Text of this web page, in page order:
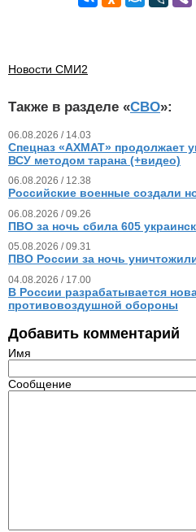
Новости СМИ2
Также в разделе «СВО»:
06.08.2026 / 14.03
Спецназ «АХМАТ» продолжает
ВСУ методом тарана (+видео)
06.08.2026 / 12.38
Российские военные создали
06.08.2026 / 09.26
ПВО за ночь сбила 605
05.08.2026 / 09.31
ПВО России за ночь
04.08.2026 / 17.00
В России разрабатывается
противовоздушной обороны
Добавить комментарий
Имя
Сообщение